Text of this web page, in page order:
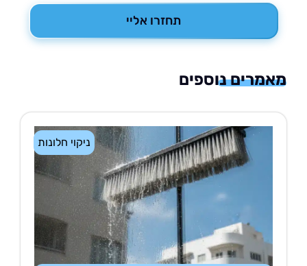
תחזרו אליי
נוספים
ניקוי חלונות